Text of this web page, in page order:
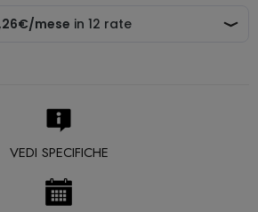
VEDI SPECIFICHE